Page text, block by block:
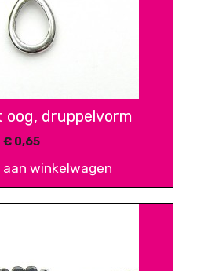
oog, druppelvorm
€0,65
aan winkelwagen